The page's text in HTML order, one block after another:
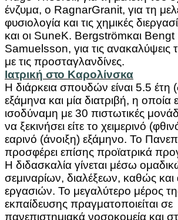
ένζυμα, ο RagnarGranit, για τη
φυσιολογία και τις χημικές
και οι SuneK. Bergströmκαι Bengt
Samuelsson, για τις ανακαλύψεις
με τις προσταγλανδίνες.
Ιατρική στο Καρολίνσκα
Η διάρκεια σπουδών είναι 5.5 έτη
εξάμηνα και μία διατριβή, η οποία
ισοδύναμη με 30 πιστωτικές
να ξεκινήσει είτε το χειμερινό
εαρινό (άνοιξη) εξάμηνο. Το
προσφέρει επίσης προϊατρικά
Η διδασκαλία γίνεται μέσω
σεμιναρίων, διαλέξεων, καθώς και
εργασιών. Το μεγαλύτερο μέρος
εκπαίδευσης πραγματοποιείται σε
πανεπιστημιακά νοσοκομεία και